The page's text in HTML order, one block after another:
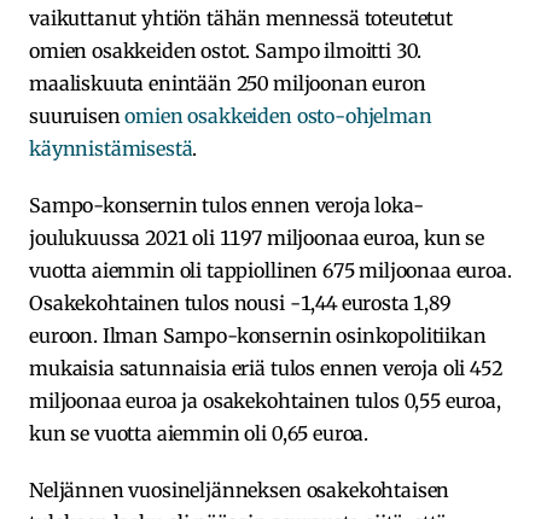
vaikuttanut yhtiön tähän mennessä toteutetut
omien osakkeiden ostot. Sampo ilmoitti 30.
maaliskuuta enintään 250 miljoonan euron
suuruisenomien osakkeiden osto-ohjelman
käynnistämisestä.
Sampo-konsernin tulos ennen veroja loka-
joulukuussa 2021 oli 1197 miljoonaa euroa, kun se
vuotta aiemmin oli tappiollinen 675 miljoonaa euroa.
Osakekohtainen tulos nousi -1,44 eurosta 1,89
euroon. Ilman Sampo-konsernin osinkopolitiikan
mukaisia satunnaisia eriä tulos ennen veroja oli 452
miljoonaa euroa ja osakekohtainen tulos 0,55 euroa,
kun se vuotta aiemmin oli 0,65 euroa.
Neljännen vuosineljänneksen osakekohtaisen